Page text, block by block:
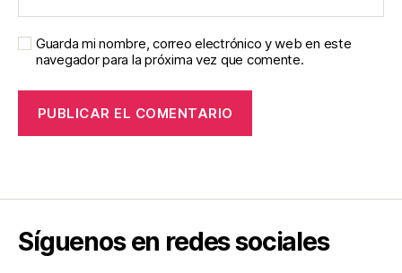
Guarda mi nombre, correo electrónico y web en este
navegador para la próxima vez que comente.
Síguenos en redes sociales